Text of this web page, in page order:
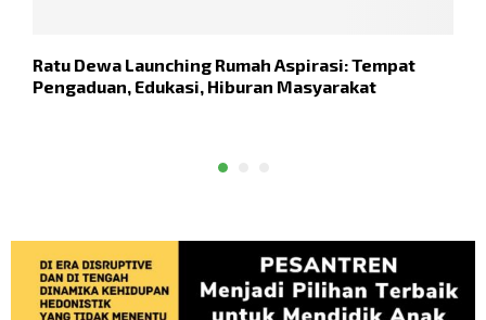
Ratu Dewa Launching Rumah Aspirasi: Tempat
Pengaduan, Edukasi, Hiburan Masyarakat